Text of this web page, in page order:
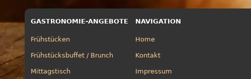
GASTRONOMIE-ANGEBOTE
Frühstücken
Frühstücksbuffet / Brunch
Mittagstisch
NAVIGATION
Home
Kontakt
Impressum